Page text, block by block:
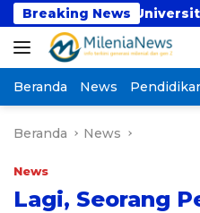
Langsung
ke
konten
Breaking News
UBSI dan Universitas
Beranda News
Beranda News
News
Lagi, Seorang